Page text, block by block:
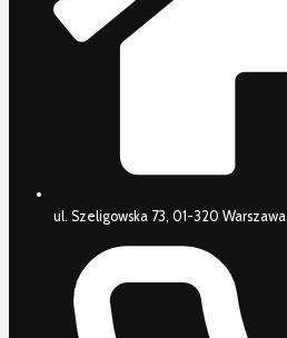
ul. Szeligowska 73, 01-320 Warszawa